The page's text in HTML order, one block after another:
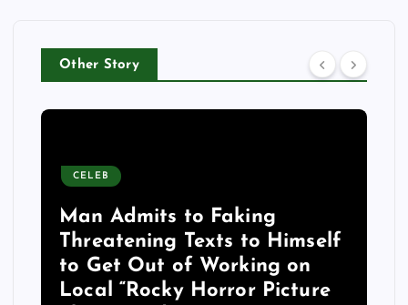
Other Story
CELEB
Man Admits to Faking
Threatening Texts to Himself
to Get Out of Working on
Local “Rocky Horror Picture